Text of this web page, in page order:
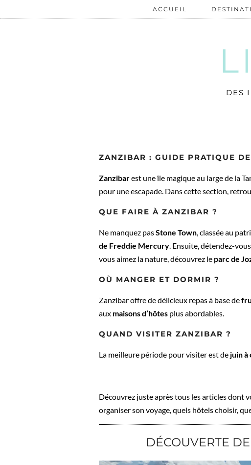
DES
ACCUEIL
ZANZIBAR : GUIDE PRATIQUE
Zanzibarest une île magique au large de la
pour une escapade. Dans cette section,
QUE FAIRE À ZANZIBAR ?
Ne manquez pasStone Town, classée au
de Freddie Mercury. Ensuite, détendez-
vous aimez la nature, découvrez le parc de
OÙ MANGER ET DORMIR ?
Zanzibar offre de délicieux repas à base de
aux maisons d’hôtes plus abordables.
QUAND VISITER ZANZIBAR ?
La meilleure période pour visiter est de juin à
Découvrez juste après tous les articles dont
organiser son voyage, quels hôtels choisir,
DÉCOUVERTE